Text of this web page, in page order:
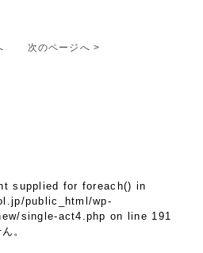
次のページへ >
supplied for foreach() in
public_html/wp-
single-act4.php on line 191
。